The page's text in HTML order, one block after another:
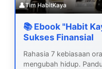
👤Tim HabitKaya
📚 Ebook "Habit
Sukses Finansial
Rahasia 7 kebiasaan
mengubah hidup.